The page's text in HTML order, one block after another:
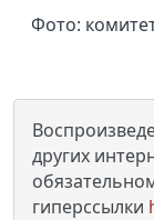
Фото:
других
гиперссылки